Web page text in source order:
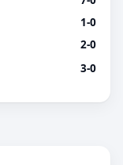
1-0
2-0
3-0